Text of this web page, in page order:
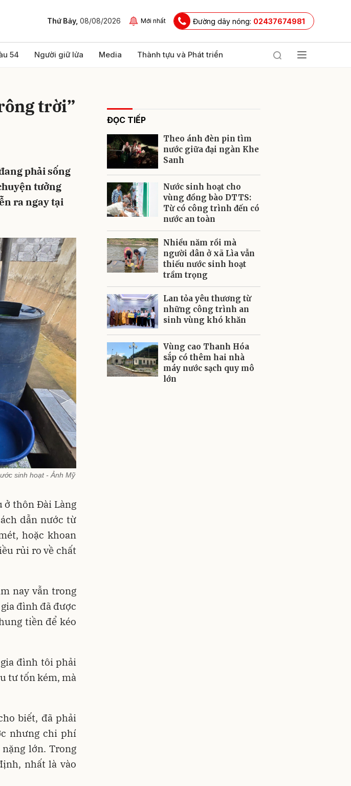
Thứ Bảy, 08/08/2026 Mới nhất Đường dây nóng: 02437674981
54 Người giữ lửa Media Thành tựu và Phát triển
trời”
phải sống
tưởng
ra ngay tại
sinh hoạt - Ảnh Mỹ
ở thôn Đài Làng
dẫn nước từ
hoặc khoan
rủi ro về chất
nay vẫn trong
đình đã được
tiền để kéo
đình tôi phải
tư tốn kém, mà
biết, đã phải
nhưng chi phí
lớn. Trong
nhất là vào
ĐỌC TIẾP
Theo ánh đèn pin tìm
nước giữa đại ngàn Khe
Sanh
Nước sinh hoạt cho
vùng đồng bào DTTS:
Từ có công trình đến có
nước an toàn
Nhiều năm rồi mà
người dân ở xã Lìa vẫn
thiếu nước sinh hoạt
trầm trọng
Lan tỏa yêu thương từ
những công trình an
sinh vùng khó khăn
Vùng cao Thanh Hóa
sắp có thêm hai nhà
máy nước sạch quy mô
lớn
Hủy Gửi